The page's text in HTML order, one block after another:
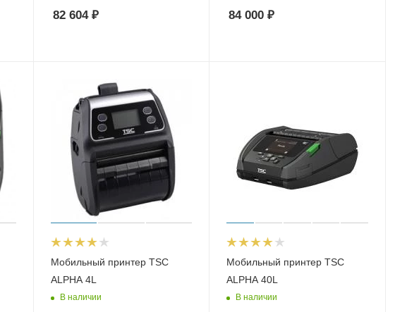
82 604₽ 84 000 ₽
Мобильный принтер TSC
ALPHA 4L
В наличии
Мобильный принтер TSC
ALPHA 40L
В наличии